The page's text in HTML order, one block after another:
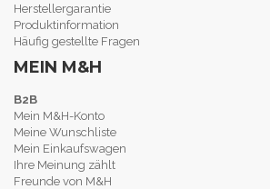
Herstellergarantie
Produktinformation
Häufig gestellte Fragen
MEIN M&H
B2B
Mein M&H-Konto
Meine Wunschliste
Mein Einkaufswagen
Ihre Meinung zählt
Freunde von M&H